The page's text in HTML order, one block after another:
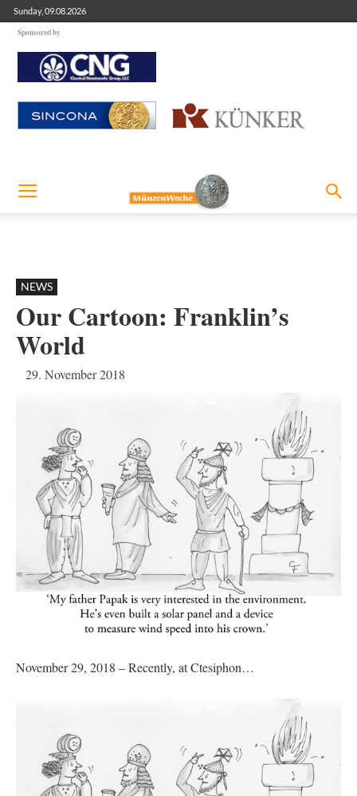
Sunday, 09.08.2026
Sponsored by
NEWS
Our Cartoon: Franklin’s
World
29. November 2018
November 29, 2018 – Recently, at Ctesiphon…